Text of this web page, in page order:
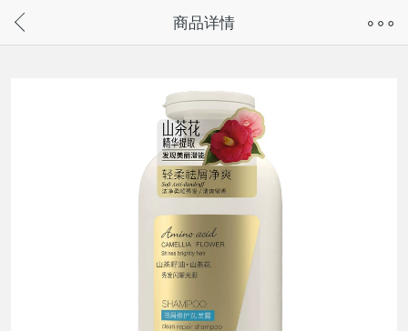
请通过微信或支付宝搜“奇兔客小程序”访问
商品详情